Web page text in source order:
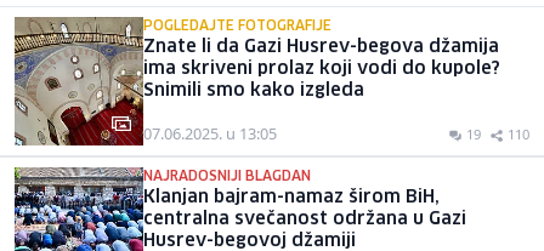
POGLEDAJTE FOTOGRAFIJE
Znate li da Gazi Husrev-begova džamija
ima skriveni prolaz koji vodi do kupole?
Snimili smo kako izgleda
07.06.2025. u 13:05 19 110
NAJRADOSNIJI BLAGDAN
Klanjan bajram-namaz širom BiH,
centralna svečanost održana u Gazi
Husrev-begovoj džamiji